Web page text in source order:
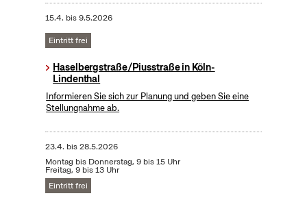
15.4. bis9.5.2026
Eintritt frei
Haselbergstraße/Piusstraße in Köln-
Lindenthal
Informieren Sie sich zur Planung und geben Sie eine
Stellungnahme ab.
23.4. bis28.5.2026
Montag bis Donnerstag, 9 bis 15 Uhr
Freitag, 9 bis 13 Uhr
Eintritt frei